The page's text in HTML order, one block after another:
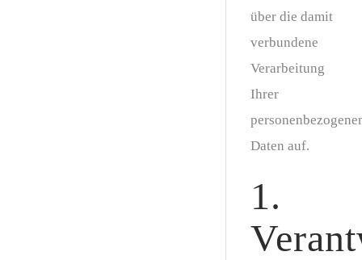
über die damit
verbundene
Verarbeitung
Ihrer
Daten auf.
1.